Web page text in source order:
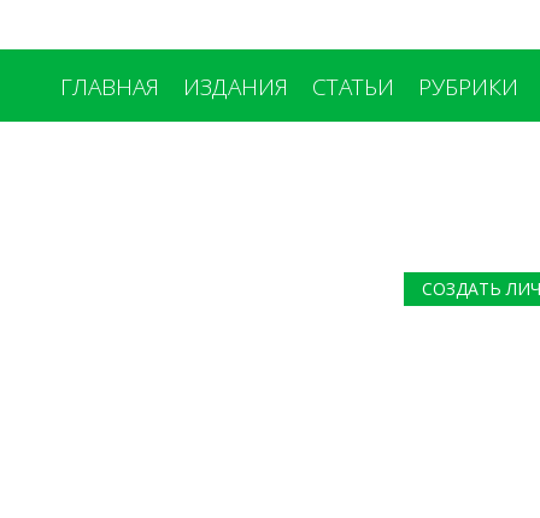
ГЛАВНАЯ ИЗДАНИЯ СТАТЬИ РУБРИКИ
СОЗДАТЬ